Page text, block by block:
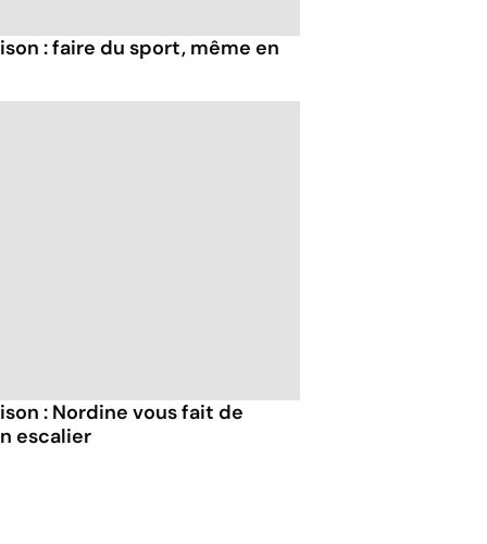
: faire du sport, même en
: Nordine vous fait de
escalier